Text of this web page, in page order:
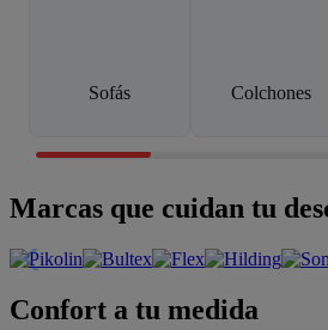
Sofás Colchones
Marcas que cuidan tu
Confort a tu medida